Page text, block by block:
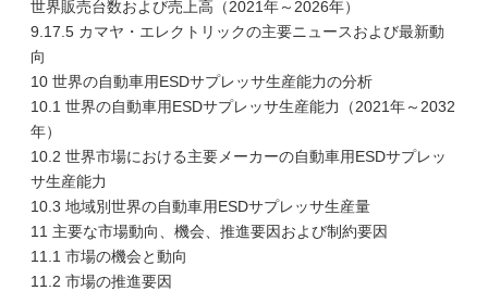
世界販売台数および売上高（2021年～2026年）
9.17.5 カマヤ・エレクトリックの主要ニュースおよび最新動
向
10 世界の自動車用ESDサプレッサ生産能力の分析
10.1 世界の自動車用ESDサプレッサ生産能力（2021年～2032
年）
10.2 世界市場における主要メーカーの自動車用ESDサプレッ
サ生産能力
10.3 地域別世界の自動車用ESDサプレッサ生産量
11 主要な市場動向、機会、推進要因および制約要因
11.1 市場の機会と動向
11.2 市場の推進要因